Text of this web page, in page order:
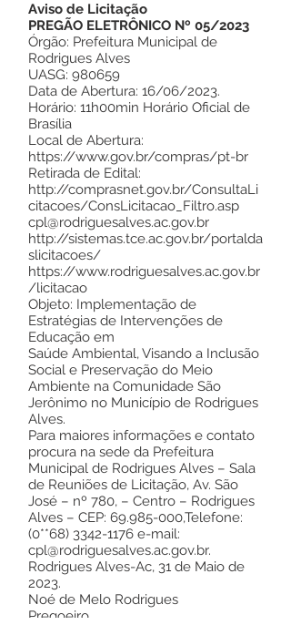
Aviso de Licitação
PREGÃO ELETRÔNICO Nº 05/2023
Órgão: Prefeitura Municipal de
Rodrigues Alves
UASG: 980659
Data de Abertura: 16/06/2023.
Horário: 11h00min Horário Oficial de
Brasília
Local de Abertura:
https://www.gov.br/compras/pt-br
Retirada de Edital:
http://comprasnet.gov.br/ConsultaLi
citacoes/ConsLicitacao_Filtro.asp
cpl@rodriguesalves.ac.gov.br
http://sistemas.tce.ac.gov.br/portalda
slicitacoes/
https://www.rodriguesalves.ac.gov.br
/licitacao
Objeto: Implementação de
Estratégias de Intervenções de
Educação em
Saúde Ambiental, Visando a Inclusão
Social e Preservação do Meio
Ambiente na Comunidade São
Jerônimo no Município de Rodrigues
Alves.
Para maiores informações e contato
procura na sede da Prefeitura
Municipal de Rodrigues Alves – Sala
de Reuniões de Licitação, Av. São
José – nº 780, – Centro – Rodrigues
Alves – CEP: 69.985-000,Telefone:
(0**68) 3342-1176 e-mail:
cpl@rodriguesalves.ac.gov.br.
Rodrigues Alves-Ac, 31 de Maio de
2023.
Noé de Melo Rodrigues
Pregoeiro